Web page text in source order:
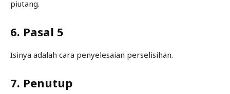
piutang.
6. Pasal 5
Isinya adalah cara penyelesaian perselisihan.
7. Penutup